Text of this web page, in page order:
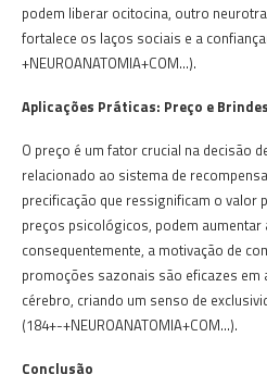
podem liberar ocitocina, outro
fortalece os laços sociais e a
+NEUROANATOMIA+COM…)​.
Aplicações Práticas: Preço e Brindes
O preço é um fator crucial na decisão
relacionado ao sistema de
precificação que ressignificam o valor
preços psicológicos, podem aumentar
consequentemente, a motivação de
promoções sazonais são eficazes em
cérebro, criando um senso de
(184+-+NEUROANATOMIA+COM…)​.
Conclusão